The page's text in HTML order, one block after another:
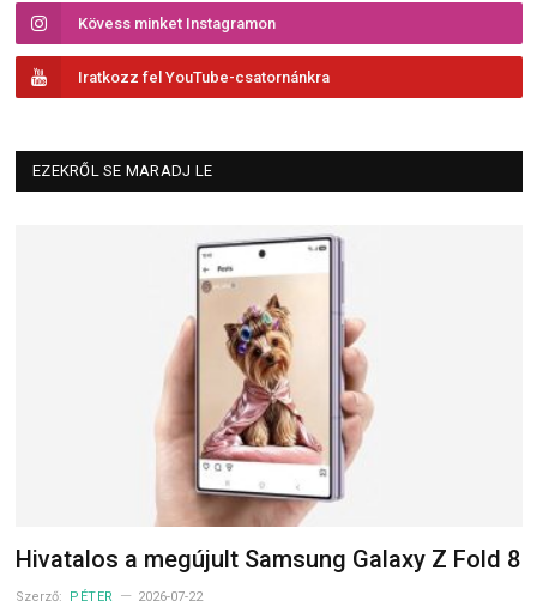
Kövess minket Instagramon
Iratkozz fel YouTube-csatornánkra
EZEKRŐL SE MARADJ LE
Hivatalos a megújult Samsung Galaxy Z Fold 8
Szerző: PÉTER 2026-07-22